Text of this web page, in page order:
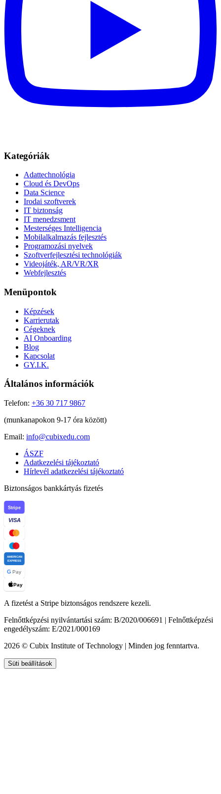
Kategóriák
Adattechnológia
Cloud és DevOps
Data Science
Irodai szoftverek
IT biztonság
IT menedzsment
Mesterséges Intelligencia
Mobilalkalmazás fejlesztés
Programozási nyelvek
Szoftverfejlesztési technológiák
Videojáték, AR/VR/XR
Webfejlesztés
Menüpontok
Képzések
Karrierutak
Cégeknek
AI Onboarding
Blog
Kapcsolat
GY.I.K.
Általános információk
Telefon: +36 30 717 9867
(munkanapokon 9-17 óra között)
Email: info@cubixedu.com
ÁSZF
Adatkezelési tájékoztató
Hírlevél adatkezelési tájékoztató
Biztonságos bankkártyás fizetés
Stripe
VISA
AMERICAN
EXPRESS
G Pay
Pay
A fizetést a Stripe biztonságos rendszere kezeli.
Felnőttképzési nyilvántartási szám: B/2020/006691 | Felnőttképzési
engedélyszám: E/2021/000169
2026 © Cubix Institute of Technology | Minden jog fenntartva.
Süti beállítások